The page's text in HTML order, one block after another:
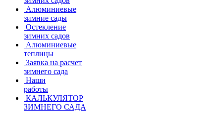
Алюминиевые
зимние сады
Остекление
зимних садов
Алюминиевые
теплицы
Заявка на расчет
зимнего сада
Наши
работы
КАЛЬКУЛЯТОР
ЗИМНЕГО САДА